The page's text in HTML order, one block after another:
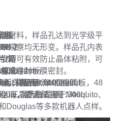
材料，样品孔达到光学级平
观察均无形变。样品孔内表
即可有效防止晶体粘附，可
成卷封板膜密封。
板，96孔3滴U底坐滴板，48
三款产品适用于Mosquito、
Douglas等多款机器人点样。
板
P-2
/箱
准
，样品量：1ul-3ul
板
/箱
准
，样品量：100nl-2ul
板
/箱
准
，样品量：100nl-2ul
板
/箱
准
，样品量：100nl-6ul
滴，油滴。
板
96-1
/箱
准
，样品量：1ul-8ul
板
96-2
/箱
准
，样品量：1ul-2ul
D
/箱
：15mm
，最大样品量：40ul
X
/箱
深度：9mm
，最大样品量：30ul